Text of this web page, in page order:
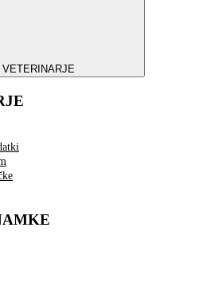
VETERINARJE